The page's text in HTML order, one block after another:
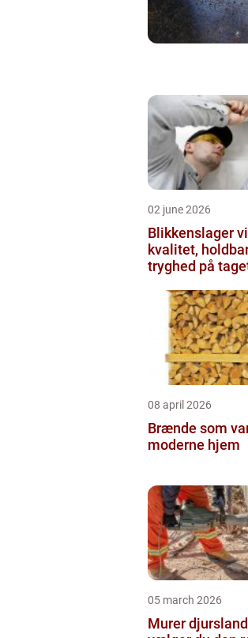
02 june 2026
Blikkenslager
kvalitet,
tryghed på
08 april 2026
Brænde som
moderne hjem
05 march 2026
Murer djursland sådan